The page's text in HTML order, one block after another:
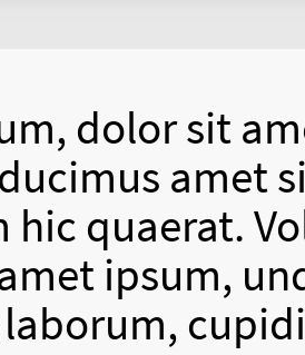
dolor sit
amet
hic quaerat.
ipsum,